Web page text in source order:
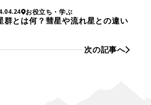
次の記事へ
お役立ち・学ぶ
群とは何？彗星や流れ星との違い